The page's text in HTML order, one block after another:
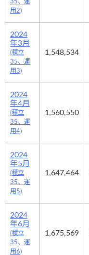
35、運
用2)
2024
年3月
(積立
35、運
用3)
1,548,534
2024
年4月
(積立
35、運
用4)
1,560,550
2024
年5月
(積立
35、運
用5)
1,647,464
2024
年6月
(積立
35、運
用6)
1,675,569